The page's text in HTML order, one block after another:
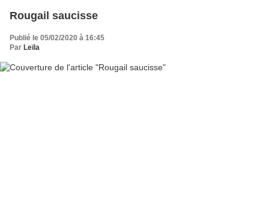
Rougail saucisse
Publié le 05/02/2020 à 16:45
Par Leïla